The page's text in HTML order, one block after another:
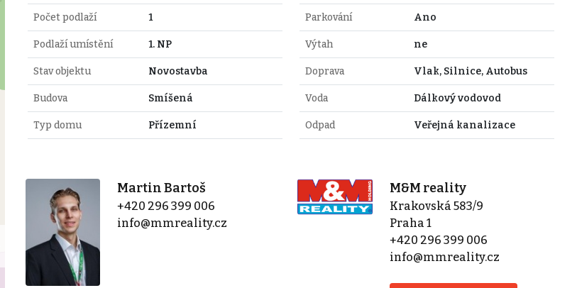
Počet podlaží 1
Podlaží umístění 1. NP
Stav objektu Novostavba
Budova Smíšená
Typ domu Přízemní
Parkování Ano
Výtah ne
Doprava Vlak, Silnice, Autobus
Voda Dálkový vodovod
Odpad Veřejná kanalizace
Martin Bartoš
+420 296 399 006
info@mmreality.cz
M&M reality
Krakovská 583/9
Praha 1
+420 296 399 006
info@mmreality.cz